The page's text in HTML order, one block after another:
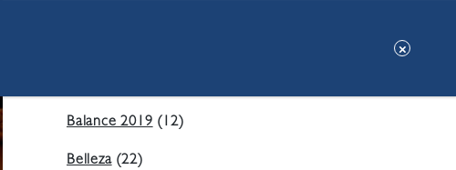
Balance 2019(12)
Belleza(22)